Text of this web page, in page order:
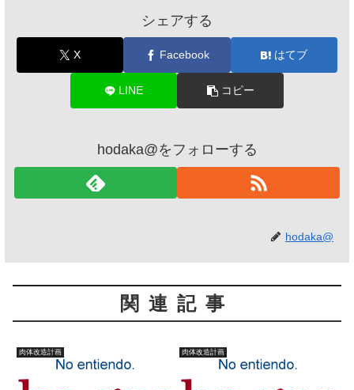
シェアする
X Facebook はてブ
LINE コピー
hodaka@をフォローする
hodaka@
関連記事
肉体改造計画 肉体改造計画